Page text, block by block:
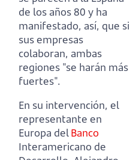
de los años 80 y ha
manifestado, así, que si
sus empresas
colaboran, ambas
regiones "se harán más
fuertes".
En su intervención, el
representante en
Europa delBanco
Interamericano de